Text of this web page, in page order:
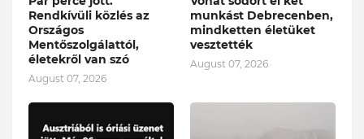
Rendkívüli közlés az
Országos
Mentőszolgálattól,
életekről van szó
August 07, 2026
munkást Debrecenben,
mindketten életüket
vesztették
August 07, 2026